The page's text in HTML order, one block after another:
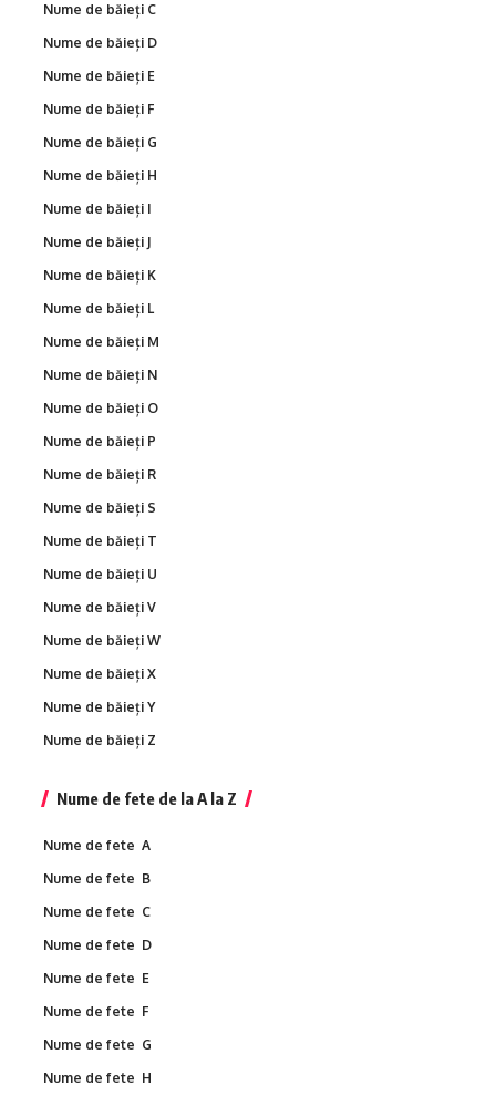
Nume de băieți C
Nume de băieți D
Nume de băieți E
Nume de băieți F
Nume de băieți G
Nume de băieți H
Nume de băieți I
Nume de băieți J
Nume de băieți K
Nume de băieți L
Nume de băieți M
Nume de băieți N
Nume de băieți O
Nume de băieți P
Nume de băieți R
Nume de băieți S
Nume de băieți T
Nume de băieți U
Nume de băieți V
Nume de băieți W
Nume de băieți X
Nume de băieți Y
Nume de băieți Z
Nume de fete de la A la Z
Nume de fete A
Nume de fete B
Nume de fete C
Nume de fete D
Nume de fete E
Nume de fete F
Nume de fete G
Nume de fete H